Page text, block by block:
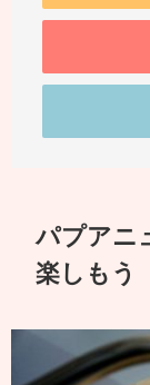
パプアニ
楽しもう